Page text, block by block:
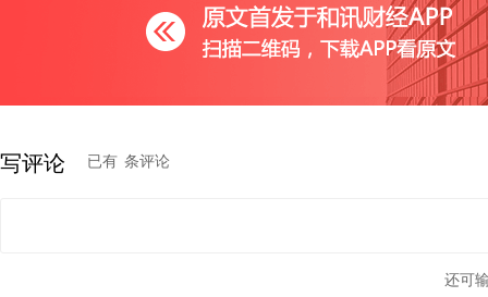
写评论 已有 条评论
还可